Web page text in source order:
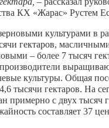
КХ «Жарас» Рустем
культурами в
гектаров,
– более 7 тысяч
культуры. Общая
тысячи гектаров. На
примерно с двух тысяч
составляет 37